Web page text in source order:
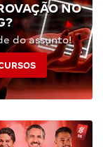
NO
do assunto!